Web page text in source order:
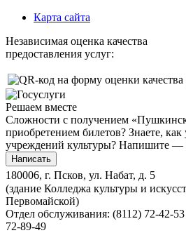
Карта сайта
Независимая оценка качества
предоставления услуг:
Решаем вместе
Сложности с получением
приобретением билетов? Знаете,
учреждений культуры? Напишите —
Написать
180006, г. Псков, ул. Набат, д. 5
(здание Колледжа культуры и
Первомайской)
Отдел обслуживания: (8112) 72-42-53
72-89-49